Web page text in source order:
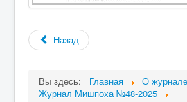
Назад
Вы здесь: Главная
О журнале
Журнал Мишпоха №48-2025